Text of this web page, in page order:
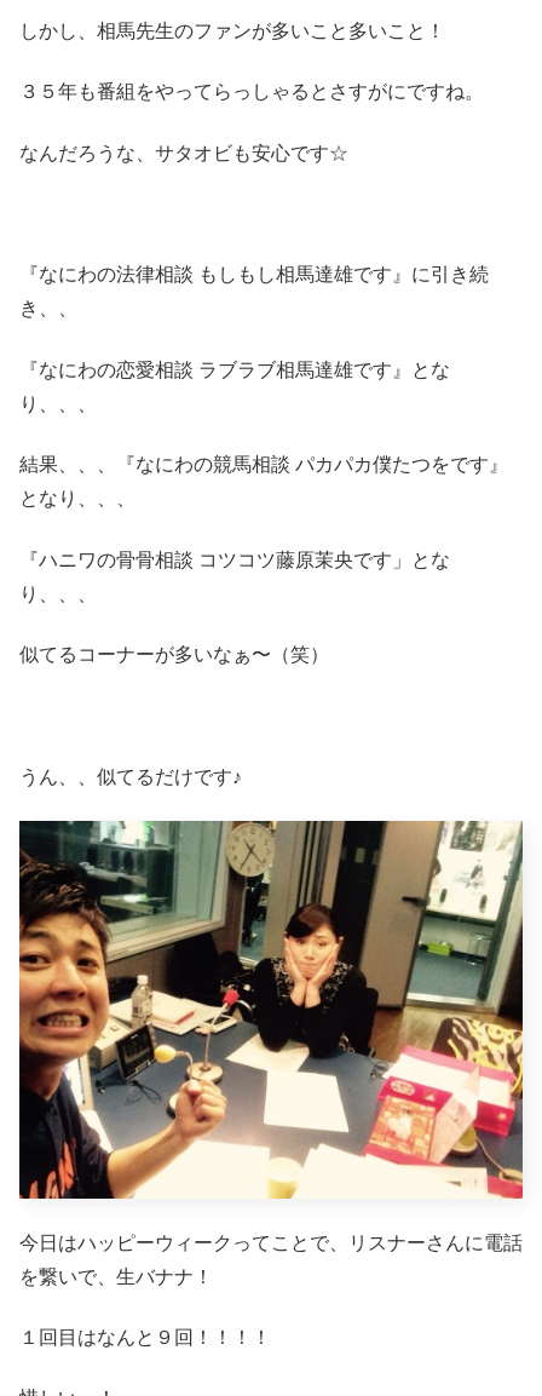
しかし、相馬先生のファンが多いこと多いこと！
３５年も番組をやってらっしゃるとさすがにですね。
なんだろうな、サタオビも安心です☆
『なにわの法律相談 もしもし相馬達雄です』に引き続
き、、
『なにわの恋愛相談 ラブラブ相馬達雄です』とな
り、、、
結果、、、『なにわの競馬相談 パカパカ僕たつをです』
となり、、、
『ハニワの骨骨相談 コツコツ藤原茉央です」とな
り、、、
似てるコーナーが多いなぁ〜（笑）
うん、、似てるだけです♪
今日はハッピーウィークってことで、リスナーさんに電話
を繋いで、生バナナ！
１回目はなんと９回！！！！